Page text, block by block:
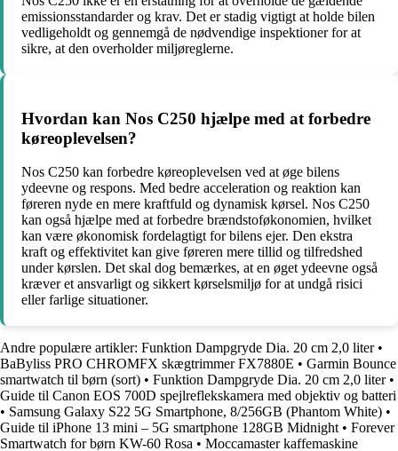
emissionsstandarder og krav. Det er stadig vigtigt at holde bilen
vedligeholdt og gennemgå de nødvendige inspektioner for at
sikre, at den overholder miljøreglerne.
Hvordan kan Nos C250 hjælpe med at forbedre
køreoplevelsen?
Nos C250 kan forbedre køreoplevelsen ved at øge bilens
ydeevne og respons. Med bedre acceleration og reaktion kan
føreren nyde en mere kraftfuld og dynamisk kørsel. Nos C250
kan også hjælpe med at forbedre brændstoføkonomien, hvilket
kan være økonomisk fordelagtigt for bilens ejer. Den ekstra
kraft og effektivitet kan give føreren mere tillid og tilfredshed
under kørslen. Det skal dog bemærkes, at en øget ydeevne også
kræver et ansvarligt og sikkert kørselsmiljø for at undgå risici
eller farlige situationer.
Andre populære artikler: Funktion Dampgryde Dia. 20 cm 2,0 liter•
BaByliss PRO CHROMFX skægtrimmer FX7880E • Garmin Bounce
smartwatch til børn (sort) • Funktion Dampgryde Dia. 20 cm 2,0 liter•
Guide til Canon EOS 700D spejlreflekskamera med objektiv og batteri
• Samsung Galaxy S22 5G Smartphone, 8/256GB (Phantom White) •
Guide til iPhone 13 mini – 5G smartphone 128GB Midnight • Forever
Smartwatch for børn KW-60 Rosa • Moccamaster kaffemaskine